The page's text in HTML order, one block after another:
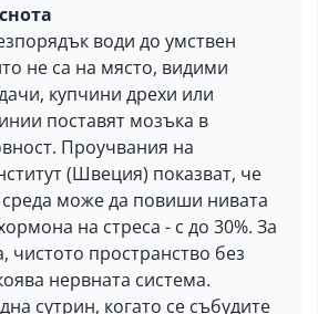
води до умствен
не са на място, видими
купчини дрехи или
поставят мозъка в
Проучвания на
(Швеция) показват, че
среда може да повиши нивата
на стреса - с до 30%. За
чистото пространство без
нервната система.
сутрин, когато се събудите